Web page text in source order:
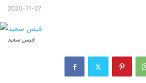
2020-11-27
قيس سعيد